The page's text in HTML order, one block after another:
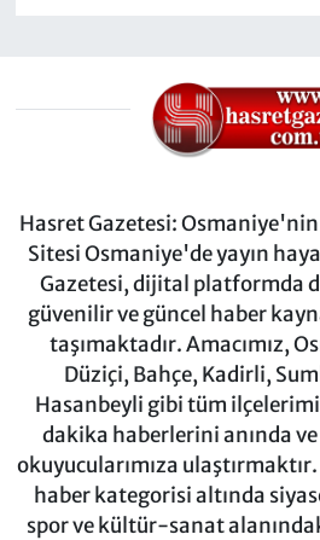
Hasret Gazetesi: Osmaniye'nin
Sitesi Osmaniye'de yayın
Gazetesi, dijital platformda
güvenilir ve güncel haber
taşımaktadır. Amacımız,
Düziçi, Bahçe, Kadirli,
Hasanbeyli gibi tüm
dakika haberlerini anında
okuyucularımıza
haber kategorisi altında
spor ve kültür-sanat